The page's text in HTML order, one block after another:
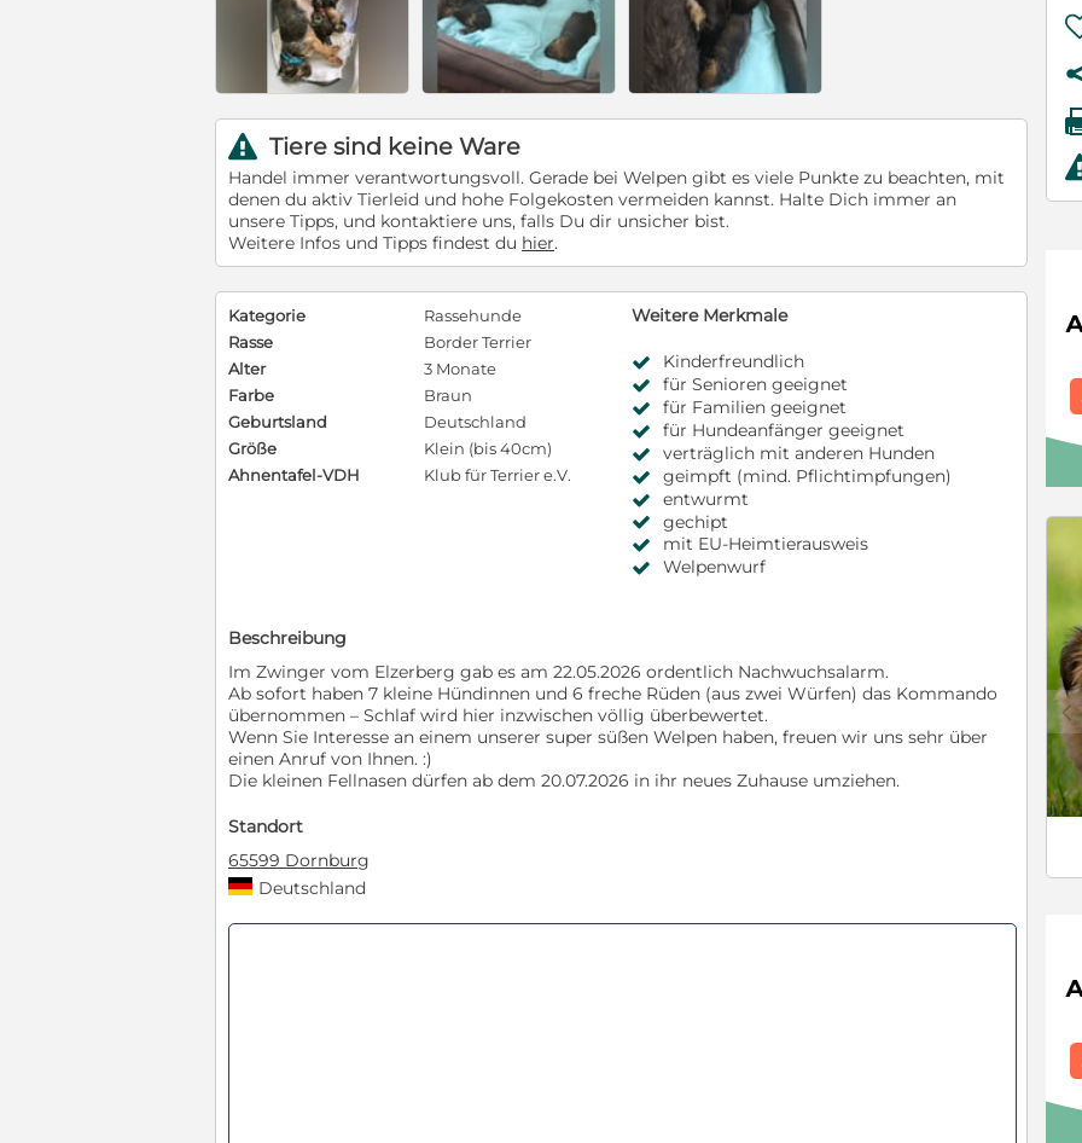
c
r Tiere sind keine Ware
Handel immer verantwortungsvoll. Gerade bei Welpen gibt es viele Punkte zu beachten, mit
denen du aktiv Tierleid und hohe Folgekosten vermeiden kannst. Halte Dich immer an
unsere Tipps, und kontaktiere uns, falls Du dir unsicher bist.
Weitere Infos und Tipps findest du hier.
Kategorie
Rassehunde
Rasse
Border Terrier
Alter
3 Monate
Farbe
Braun
Geburtsland
Deutschland
Größe
Klein (bis 40cm)
Ahnentafel-VDH
Klub für Terrier e.V.
Weitere Merkmale
Kinderfreundlich
für Senioren geeignet
für Familien geeignet
für Hundeanfänger geeignet
verträglich mit anderen Hunden
geimpft (mind. Pflichtimpfungen)
entwurmt
gechipt
mit EU-Heimtierausweis
Welpenwurf
Beschreibung
Im Zwinger vom Elzerberg gab es am 22.05.2026 ordentlich Nachwuchsalarm.
Ab sofort haben 7 kleine Hündinnen und 6 freche Rüden (aus zwei Würfen) das Kommando
übernommen – Schlaf wird hier inzwischen völlig überbewertet.
Wenn Sie Interesse an einem unserer super süßen Welpen haben, freuen wir uns sehr über
einen Anruf von Ihnen. :)
Die kleinen Fellnasen dürfen ab dem 20.07.2026 in ihr neues Zuhause umziehen.
Standort
65599 Dornburg
Deutschland